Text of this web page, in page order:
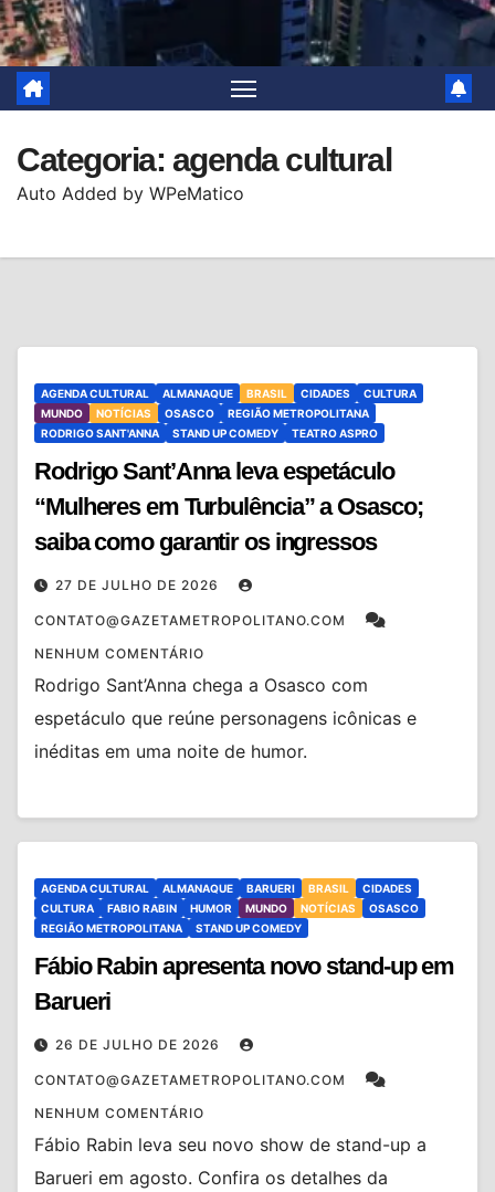
Categoria: agenda cultural
Auto Added by WPeMatico
AGENDA CULTURAL ALMANAQUE BRASIL CIDADES
CULTURA
MUNDO
NOTÍCIAS OSASCO
REGIÃO METROPOLITANA
RODRIGO SANT'ANNA
STAND UP COMEDY TEATRO ASPRO
Rodrigo Sant’Anna leva espetáculo
“Mulheres em Turbulência” a Osasco;
saiba como garantir os ingressos
27 DE JULHO DE 2026
CONTATO@GAZETAMETROPOLITANO.COM
NENHUM COMENTÁRIO
Rodrigo Sant’Anna chega a Osasco com
espetáculo que reúne personagens icônicas e
inéditas em uma noite de humor.
AGENDA CULTURAL ALMANAQUE BARUERI BRASIL
CIDADES
CULTURA
FABIO RABIN HUMOR MUNDO NOTÍCIAS
OSASCO
REGIÃO METROPOLITANA
STAND UP COMEDY
Fábio Rabin apresenta novo stand-up em
Barueri
26 DE JULHO DE 2026
CONTATO@GAZETAMETROPOLITANO.COM
NENHUM COMENTÁRIO
Fábio Rabin leva seu novo show de stand-up a
Barueri em agosto. Confira os detalhes da